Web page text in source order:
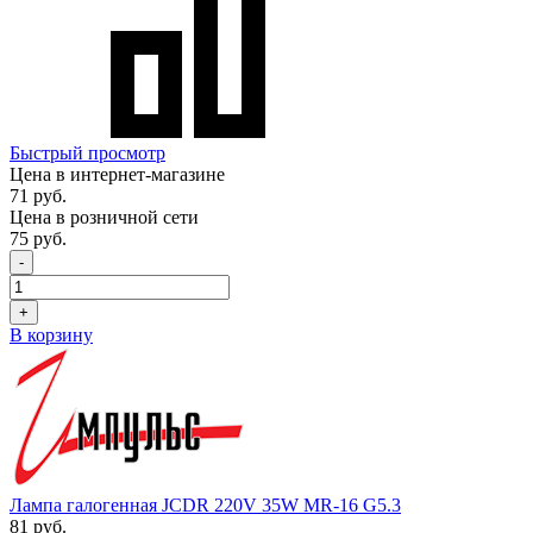
Быстрый просмотр
Цена в интернет-магазине
71 руб.
Цена в розничной сети
75 руб.
-
+
В корзину
Лампа галогенная JCDR 220V 35W MR-16 G5.3
81 руб.